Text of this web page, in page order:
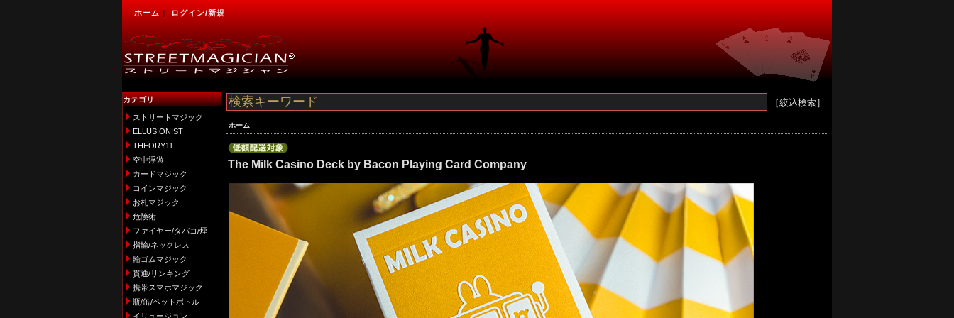
ホーム | ログイン/新規
カテゴリ
ストリートマジック
ELLUSIONIST
THEORY11
空中浮遊
カードマジック
コインマジック
お札マジック
危険術
ファイヤー/タバコ/煙
指輪/ネックレス
輪ゴムマジック
貫通/リンキング
携帯スマホマジック
瓶/缶/ペットボトル
イリュージョン
［絞込検索］
ホーム
The Milk Casino Deck by Bacon Playing Card Company